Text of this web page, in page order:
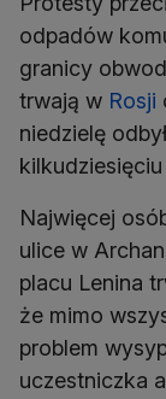
odpadów
granicy
trwają w Rosji
niedzielę
Najwięcej
ulice w
placu Lenina
że mimo
problem
uczestniczka